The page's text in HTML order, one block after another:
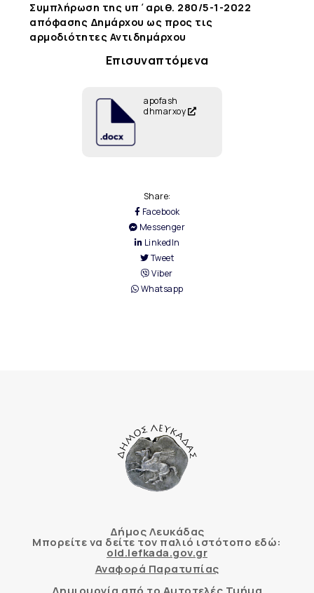
Συμπλήρωση της υπ΄αριθ. 280/5-1-2022
απόφασης Δημάρχου ως προς τις
αρμοδιότητες Αντιδημάρχου
Επισυναπτόμενα
apofash
dhmarxoy
Share:
Facebook
Messenger
LinkedIn
Tweet
Viber
Whatsapp
Δήμος Λευκάδας
Μπορείτε να δείτε τον παλιό ιστότοπο εδώ:
old.lefkada.gov.gr
Αναφορά Παρατυπίας